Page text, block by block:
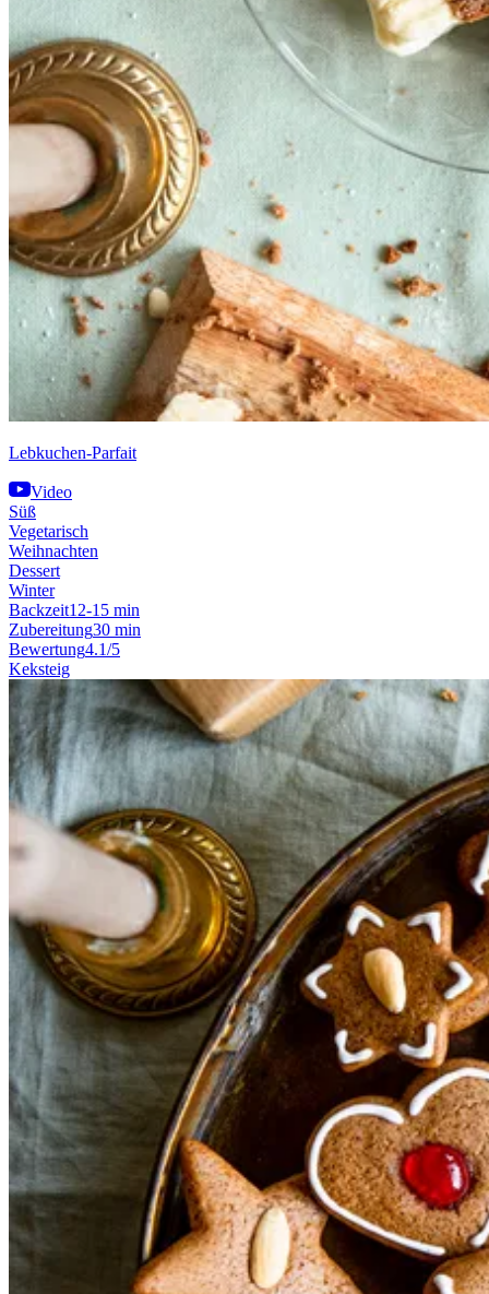
Lebkuchen-Parfait
Video
Süß
Vegetarisch
Weihnachten
Dessert
Winter
Backzeit12-15 min
Zubereitung30 min
Bewertung4.1/5
Keksteig